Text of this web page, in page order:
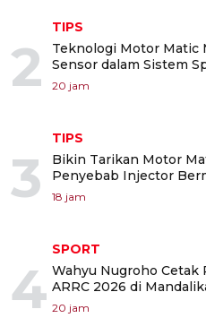
2
TIPS
Teknologi Motor Matic
Sensor dalam Sistem
20 jam
3
TIPS
Bikin Tarikan Motor
Penyebab Injector
18 jam
4
SPORT
Wahyu Nugroho Cetak
ARRC 2026 di
20 jam